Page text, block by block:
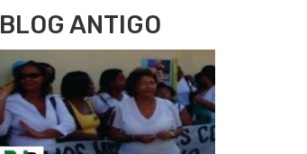
BLOG ANTIGO